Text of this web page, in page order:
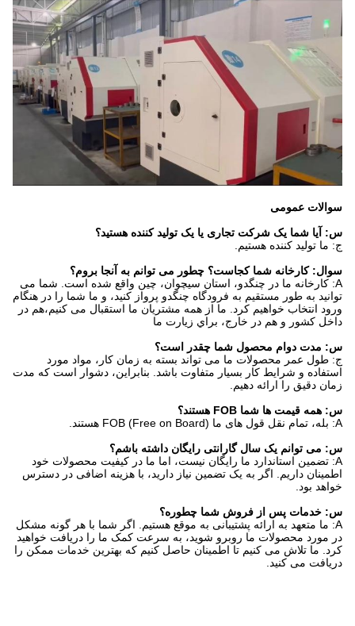
سوالات عمومی
س: آیا شما یک شرکت تجاری یا یک تولید کننده هستید؟
ج: ما تولید کننده هستیم.
سوال: کارخانه شما کجاست؟ چطور می توانم به آنجا بروم؟
A: کارخانه ما در چنگدو، استان سیچوان، چین واقع شده است. شما می
توانید به طور مستقیم به فرودگاه چنگدو پرواز کنید، و ما شما را در هنگام
ورود انتخاب خواهیم کرد. ما از همه مشتریان ما استقبال می کنیم،هم در
داخل کشور و هم در خارج، براي زيارت ما
س: مدت دوام محصول شما چقدر است؟
ج: طول عمر محصولات ما می تواند بسته به زمان کار، مواد مورد
استفاده و شرایط کار بسیار متفاوت باشد. بنابراین، دشوار است که مدت
زمان دقیق را ارائه دهیم.
س: همه قیمت ها شما FOB هستند؟
A: بله، تمام نقل قول های ما FOB (Free on Board) هستند.
س: می توانم یک سال گارانتی رایگان داشته باشم؟
A: تضمین استاندارد ما رایگان نیست، اما ما در کیفیت محصولات خود
اطمینان داریم. اگر به یک تضمین نیاز دارید، با هزینه اضافی در دسترس
خواهد بود.
س: خدمات پس از فروش شما چطوره؟
A: ما متعهد به ارائه پشتیبانی به موقع هستیم. اگر شما با هر گونه مشکل
در مورد محصولات ما روبرو شوید، به سرعت کمک ما را دریافت خواهید
کرد. ما تلاش می کنیم تا اطمینان حاصل کنیم که بهترین خدمات ممکن را
دریافت می کنید.